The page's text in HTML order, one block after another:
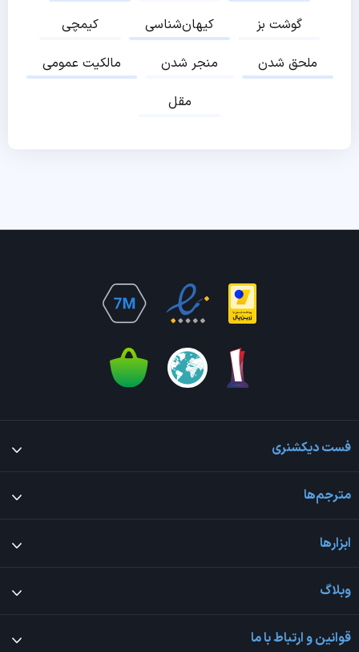
کیمچی
کیهان‌شناسی
گوشت بز
مالکیت عمومی
منجر شدن
ملحق شدن
مقل
فست دیکشنری
مترجم‌ها
ابزارها
وبلاگ
قوانین و ارتباط با ما